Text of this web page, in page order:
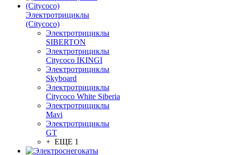
Электротрициклы
(Citycoco)
Электротрициклы
SIBERTON
Электротрициклы
Citycoco IKINGI
Электротрициклы
Skyboard
Электротрициклы
Citycoco White Siberia
Электротрициклы
Mavi
Электротрициклы
GT
+ ЕЩЕ 1